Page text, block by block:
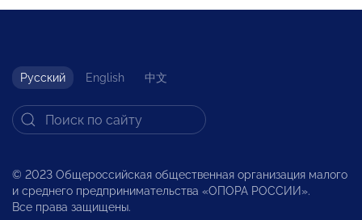
Русский English 中文
© 2023 Общероссийская общественная организация малого
и среднего предпринимательства «ОПОРА РОССИИ».
Все права защищены.